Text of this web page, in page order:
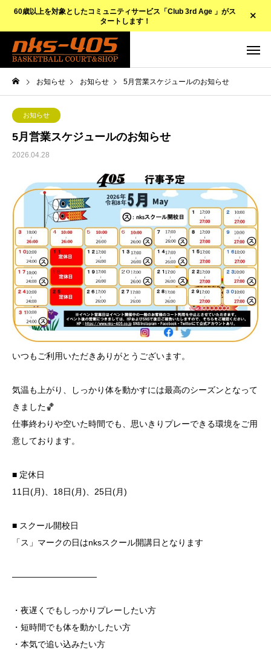
60歳以上を対象としたコミュニティサービス「Club 3rd Age 」がス
タートします！
お知らせ お知らせ 5月営業スケジュールのお知らせ
お知らせ
5月営業スケジュールのお知らせ
2026.04.28
いつもご利用いただきありがとうございます。
気温も上がり、しっかり体を動かすには最高のシーズンとなって
きました🏀
仕事終わりや空いた時間でも、思いきりプレーできる環境をご用
意しております。
■ 定休日
11日(月)、18日(月)、25日(月)
■ スクール開校日
「ス」マークの日はnksスクール開講日となります
――――――――――
・夜遅くでもしっかりプレーしたい方
・短時間でも体を動かしたい方
・本気で追い込みたい方